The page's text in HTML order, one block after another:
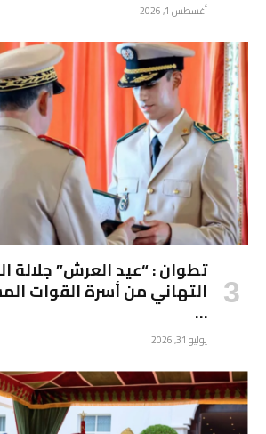
أغسطس 1, 2026
تطوان : “عيد العرش” جلالة
التهاني من أسرة القوات
…
يوليو 31, 2026